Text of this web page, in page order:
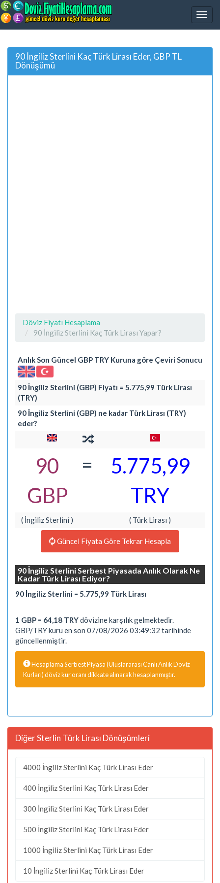
90 İngiliz Sterlini Kaç Türk Lirası Eder, GBP TL
Dönüşümü
Döviz Fiyatı Hesaplama
90 İngiliz Sterlini Kaç Türk Lirası Yapar?
Anlık Son Güncel GBP TRY Kuruna göre Çeviri Sonucu
90 İngiliz Sterlini (GBP) Fiyatı = 5.775,99 Türk Lirası
(TRY)
90 İngiliz Sterlini (GBP) ne kadar Türk Lirası (TRY)
eder?
90
GBP
=
5.775,99
TRY
( İngiliz Sterlini ) ( Türk Lirası )
Güncel Fiyata Göre Tekrar Hesapla
90 İngiliz Sterlini Serbest Piyasada Anlık Olarak Ne
Kadar Türk Lirası Ediyor?
90 İngiliz Sterlini = 5.775,99 Türk Lirası
1 GBP = 64,18 TRYdövizine karşılık gelmektedir.
GBP/TRY kuru en son 07/08/2026 03:49:32 tarihinde
güncellenmiştir.
Hesaplama Serbest Piyasa (Uluslararası Canlı Anlık Döviz
Kurları) döviz kur oranı dikkate alınarak hesaplanmıştır.
Diğer Sterlin Türk Lirası Dönüşümleri
4000 İngiliz Sterlini Kaç Türk Lirası Eder
400 İngiliz Sterlini Kaç Türk Lirası Eder
300 İngiliz Sterlini Kaç Türk Lirası Eder
500 İngiliz Sterlini Kaç Türk Lirası Eder
1000 İngiliz Sterlini Kaç Türk Lirası Eder
10 İngiliz Sterlini Kaç Türk Lirası Eder